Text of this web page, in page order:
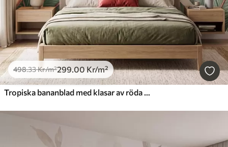
498.33Kr/m²299.00Kr/m²
Tropiska bananblad med klasar av röda kaffebär, i akvarellstil